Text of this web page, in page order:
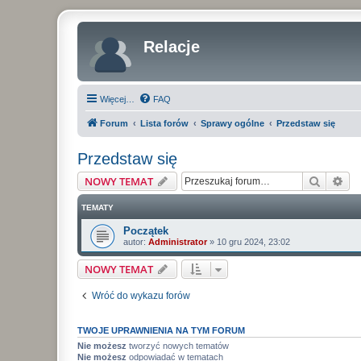
Relacje
Więcej… FAQ
Forum Lista forów Sprawy ogólne Przedstaw się
Przedstaw się
NOWY TEMAT Szukaj
TEMATY
Początek
autor: Administrator» 10 gru 2024, 23:02
NOWY TEMAT
Wróć do wykazu forów
TWOJE UPRAWNIENIA NA TYM FORUM
Nie możesz tworzyć nowych tematów
Nie możesz odpowiadać w tematach